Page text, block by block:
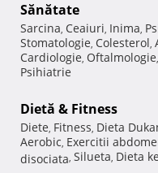
Sănătate
Sarcina, Ceaiuri, Inima,
Stomatologie, Colesterol,
Cardiologie, Oftalmologie,
Psihiatrie
Dietă & Fitness
Diete, Fitness, Dieta
Aerobic, Exercitii
disociata, Silueta, Dieta